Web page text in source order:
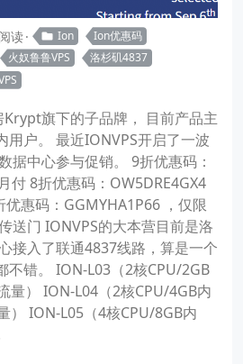
读 Ion
Ion优惠码
火奴鲁鲁VPS
洛杉矶4837
旗下的子品牌， 目前产品主
用户。 最近IONVPS开启了一波
据中心参与促销。 9折优惠码：
付 8折优惠码：OW5DRE4GX4
优惠码：GGMYHA1P66 ，仅限
送门 IONVPS的大本营目前是洛
接入了联通4837线路，算是一个
不错。 ION-L03（2核CPU/2GB
量） ION-L04（2核CPU/4GB内
） ION-L05（4核CPU/8GB内